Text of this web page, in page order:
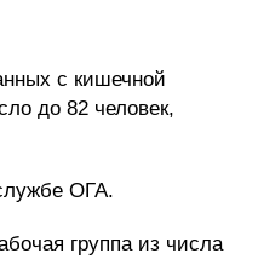
с кишечной
до 82 человек,
ОГА.
группа из числа